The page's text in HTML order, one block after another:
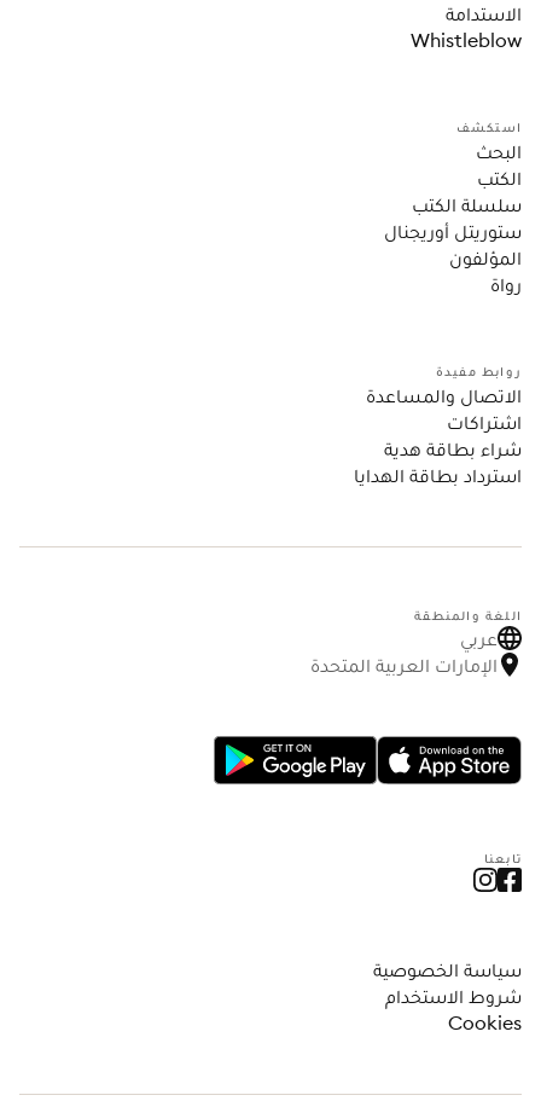
الاستدامة
Whistleblow
استكشف
البحث
الكتب
سلسلة الكتب
ستوريتل أوريجنال
المؤلفون
رواة
روابط مفيدة
الاتصال والمساعدة
اشتراكات
شراء بطاقة هدية
استرداد بطاقة الهدايا
اللغة والمنطقة
عربي
الإمارات العربية المتحدة
تابعنا
سياسة الخصوصية
شروط الاستخدام
Cookies